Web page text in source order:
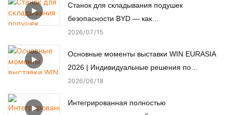
Станок для складывания подушек
безопасности BYD — как
автоматизированное производство
2026 07 15
Основные моменты выставки WIN EURASIA
2026 | Индивидуальные решения по
автоматизации для электроники,
промышленности
2026 06 18
Интегрированная полностью